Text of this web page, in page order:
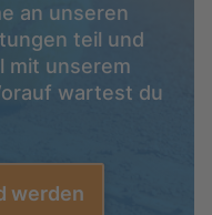
an unseren
teil und
mit unserem
wartest du
werden